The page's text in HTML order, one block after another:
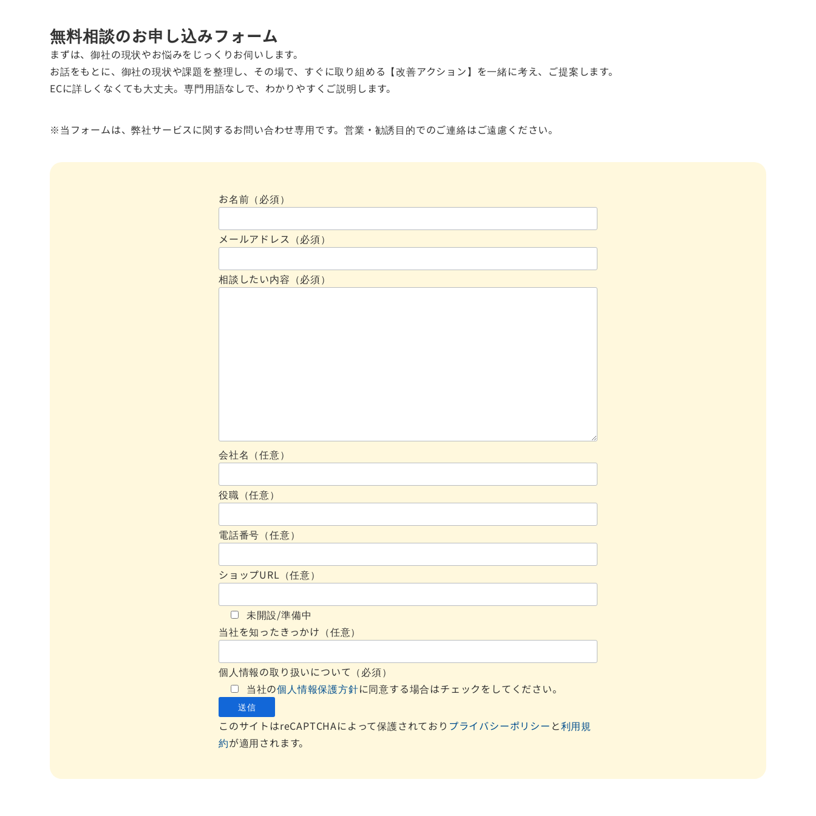
無料相談のお申し込みフォーム
まずは、御社の現状やお悩みをじっくりお伺いします。
お話をもとに、御社の現状や課題を整理し、その場で、すぐに取り組める【改善アクション】を一緒に考え、ご提案します。
ECに詳しくなくても大丈夫。専門用語なしで、わかりやすくご説明します。
※当フォームは、弊社サービスに関するお問い合わせ専用です。営業・勧誘目的でのご連絡はご遠慮ください。
お名前（必須）
メールアドレス（必須）
相談したい内容（必須）
会社名（任意）
役職（任意）
電話番号（任意）
ショップURL（任意）
未開設/準備中
当社を知ったきっかけ（任意）
個人情報の取り扱いについて（必須）
当社の個人情報保護方針に同意する場合はチェックをしてください。
このサイトはreCAPTCHAによって保護されており プライバシーポリシー と利用規
約が適用されます。